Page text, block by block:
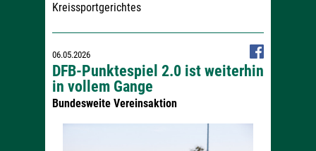
Kreissportgerichtes
06.05.2026
DFB-Punktespiel 2.0 ist weiterhin
in vollem Gange
Bundesweite Vereinsaktion